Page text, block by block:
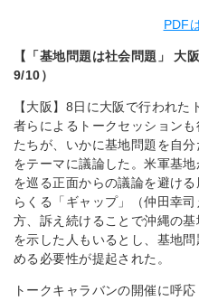
PDF
【「基地問題は社会問題」 大
9/10）
【大阪】8日に大阪で行われ
者らによるトークセッション
たちが、いかに基地問題を自
をテーマに議論した。米軍基
を巡る正面からの議論を避け
らくる「ギャップ」（仲田幸
方、訴え続けることで沖縄の
を示した人もいるとし、基地
める必要性が提起された。
トークキャラバンの開催に呼